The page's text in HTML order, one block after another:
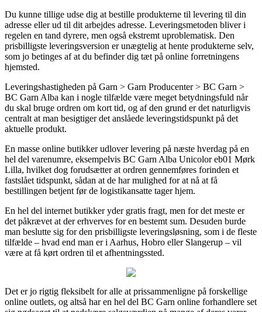
Du kunne tillige udse dig at bestille produkterne til levering til din
adresse eller ud til dit arbejdes adresse. Leveringsmetoden bliver i
regelen en tand dyrere, men også ekstremt uproblematisk. Den
prisbilligste leveringsversion er unægtelig at hente produkterne selv,
som jo betinges af at du befinder dig tæt på online forretningens
hjemsted.
Leveringshastigheden på Garn > Garn Producenter > BC Garn >
BC Garn Alba kan i nogle tilfælde være meget betydningsfuld når
du skal bruge ordren om kort tid, og af den grund er det naturligvis
centralt at man besigtiger det anslåede leveringstidspunkt på det
aktuelle produkt.
En masse online butikker udlover levering på næste hverdag på en
hel del varenumre, eksempelvis BC Garn Alba Unicolor eb01 Mørk
Lilla, hvilket dog forudsætter at ordren gennemføres forinden et
fastslået tidspunkt, sådan at de har mulighed for at nå at få
bestillingen betjent før de logistikansatte tager hjem.
En hel del internet butikker yder gratis fragt, men for det meste er
det påkrævet at der erhverves for en bestemt sum. Desuden burde
man beslutte sig for den prisbilligste leveringsløsning, som i de fleste
tilfælde – hvad end man er i Aarhus, Hobro eller Slangerup – vil
være at få kørt ordren til et afhentningssted.
Det er jo rigtig fleksibelt for alle at prissammenligne på forskellige
online outlets, og altså har en hel del BC Garn online forhandlere set